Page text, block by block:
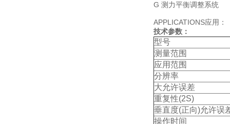
G 测力平衡调整系统
APPLICATIONS应用：
技术参数：
型号
测量范围
应用范围
分辨率
大允许误差
重复性(2S)
垂直度(正向)允许误
操作时间